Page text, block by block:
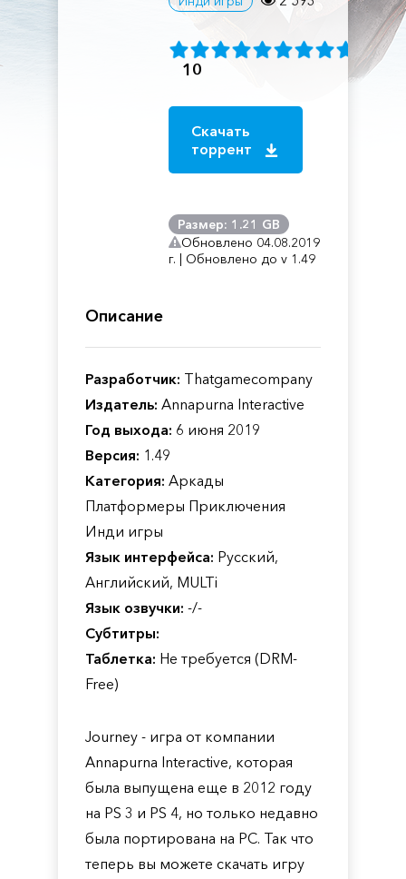
10
Скачать
торрент
Размер: 1.21 GB
Обновлено 04.08.2019
г. | Обновлено до v 1.49
Описание
Разработчик: Thatgamecompany
Издатель: Annapurna Interactive
Год выхода: 6 июня 2019
Версия: 1.49
Категория: Аркады
Платформеры Приключения
Инди игры
Язык интерфейса: Русский,
Английский, MULTi
Язык озвучки: -/-
Субтитры:
Таблетка: Не требуется (DRM-
Free)
Journey - игра от компании
Annapurna Interactive, которая
была выпущена еще в 2012 году
на PS 3 и PS 4, но только недавно
была портирована на PC. Так что
теперь вы можете скачать игру